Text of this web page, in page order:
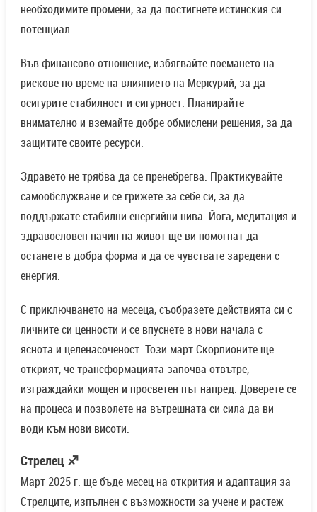
необходимите промени, за да постигнете истинския си
потенциал.
Във финансово отношение, избягвайте поемането на
рискове по време на влиянието на Меркурий, за да
осигурите стабилност и сигурност. Планирайте
внимателно и вземайте добре обмислени решения, за да
защитите своите ресурси.
Здравето не трябва да се пренебрегва. Практикувайте
самообслужване и се грижете за себе си, за да
поддържате стабилни енергийни нива. Йога, медитация и
здравословен начин на живот ще ви помогнат да
останете в добра форма и да се чувствате заредени с
енергия.
С приключването на месеца, съобразете действията си с
личните си ценности и се впуснете в нови начала с
яснота и целенасоченост. Този март Скорпионите ще
открият, че трансформацията започва отвътре,
изграждайки мощен и просветен път напред. Доверете се
на процеса и позволете на вътрешната си сила да ви
води към нови висоти.
Стрелец ♐
Март 2025 г. ще бъде месец на открития и адаптация за
Стрелците, изпълнен с възможности за учене и растеж